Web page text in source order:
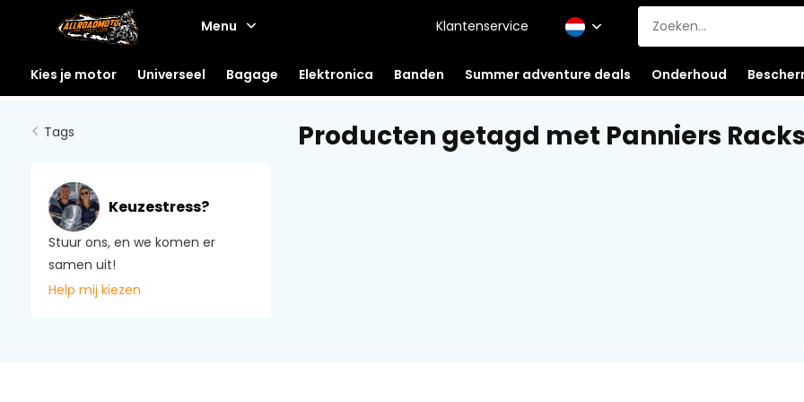
Menu Klantenservice
Kies je motor Universeel Bagage Elektronica Banden Summer adventure deals Onderhoud
Tags
Keuzestress?
Stuur ons, en we komen er
samen uit!
Help mij kiezen
Producten getagd met Panniers Racks